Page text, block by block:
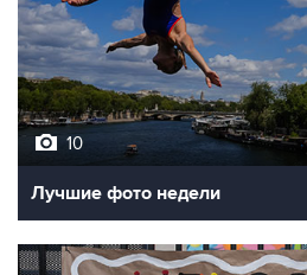
10
Лучшие фото недели